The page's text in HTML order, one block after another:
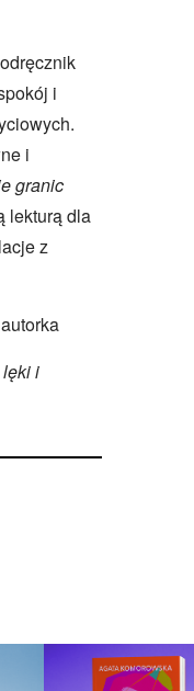
i
i
granic
lekturą dla
z
i